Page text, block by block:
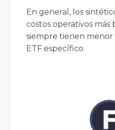
En general, los
costos operativos más
siempre tienen menor
ETF específico.